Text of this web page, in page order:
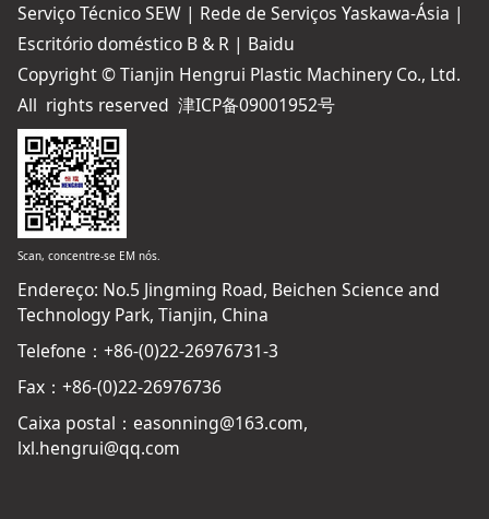
Serviço Técnico SEW| Rede de Serviços Yaskawa-Ásia |
Escritório doméstico B & R| Baidu
Copyright © Tianjin Hengrui Plastic Machinery Co., Ltd.
All rights reserved 津ICP备09001952号
Scan, concentre-se EM nós.
Endereço: No.5 Jingming Road, Beichen Science and
Technology Park, Tianjin, China
Telefone：+86-(0)22-26976731-3
Fax：+86-(0)22-26976736
Caixa postal ：easonning@163.com,
lxl.hengrui@qq.com